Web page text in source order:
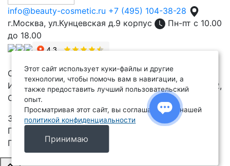
info@beauty-cosmetic.ru +7 (495) 104-38-28
г.Москва, ул.Кунцевская д.9 корпус
Пн-пт с 10.00
до 18.00
Copyright 2024 – 2026
ИП Акимова Тамара Ивановна, ИНН 638208238482,
ОГРН ИП 321631200027822
359050, РОССИЯ, Респ КАЛМЫКИЯ, р-н
ГОРОДОВИКОВСКИЙ, г ГОРОДОВИКОВСК, ул
ПУШКИНА, ДОМ 17
Этот сайт использует куки-файлы и другие
технологии, чтобы помочь вам в навигации, а
также предоставить лучший пользовательский
опыт.
Просматривая этот сайт, вы соглашаетесь с нашей
политикой конфиденциальности
Принимаю